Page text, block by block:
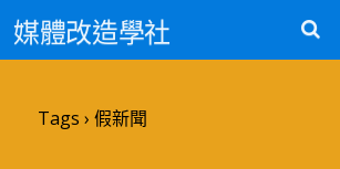
媒體改造學社
Tags › 假新聞